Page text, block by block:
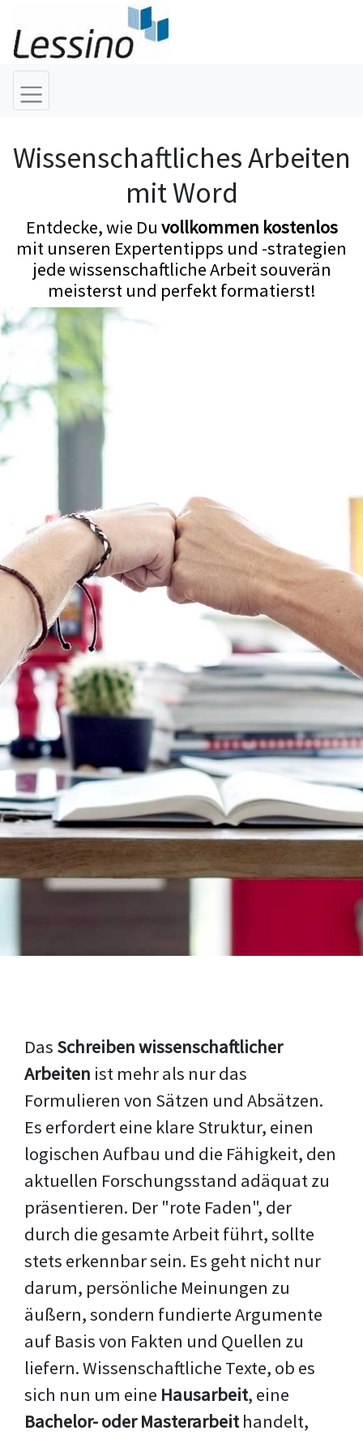
Wissenschaftliches Arbeiten
mit Word
Entdecke, wie Du vollkommen kostenlos
mit unseren Expertentipps und -strategien
jede wissenschaftliche Arbeit souverän
meisterst und perfekt formatierst!
Das Schreiben wissenschaftlicher
Arbeiten ist mehr als nur das
Formulieren von Sätzen und Absätzen.
Es erfordert eine klare Struktur, einen
logischen Aufbau und die Fähigkeit, den
aktuellen Forschungsstand adäquat zu
präsentieren. Der "rote Faden", der
durch die gesamte Arbeit führt, sollte
stets erkennbar sein. Es geht nicht nur
darum, persönliche Meinungen zu
äußern, sondern fundierte Argumente
auf Basis von Fakten und Quellen zu
liefern. Wissenschaftliche Texte, ob es
sich nun um eine Hausarbeit, eine
Bachelor- oder Masterarbeithandelt,